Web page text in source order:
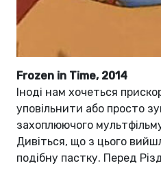
Frozen in Time, 2014
Іноді нам хочеться
уповільнити або просто
захоплюючого
Дивіться, що з цього
подібну пастку. Перед